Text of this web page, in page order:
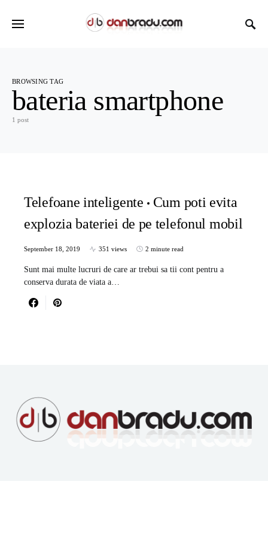
BROWSING TAG
bateria smartphone
1 post
Telefoane inteligente
Cum poti evita
explozia bateriei de pe telefonul mobil
September 18, 2019 351 views 2 minute read
Sunt mai multe lucruri de care ar trebui sa tii cont pentru a
conserva durata de viata a…